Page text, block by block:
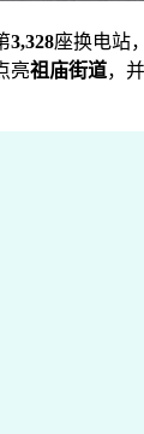
3,328座换电站
亮祖庙街道，